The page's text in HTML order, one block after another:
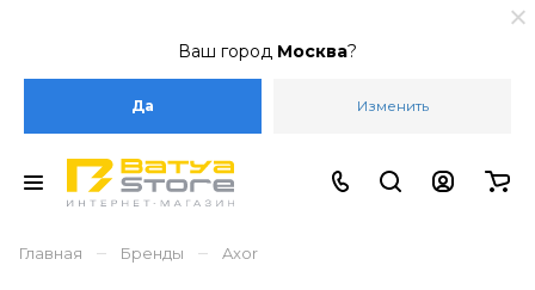
Ваш город Москва?
Да Изменить
Главная – Бренды – Axor